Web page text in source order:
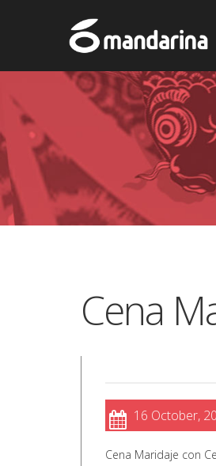
Cena
16 October,
Cena Maridaje con